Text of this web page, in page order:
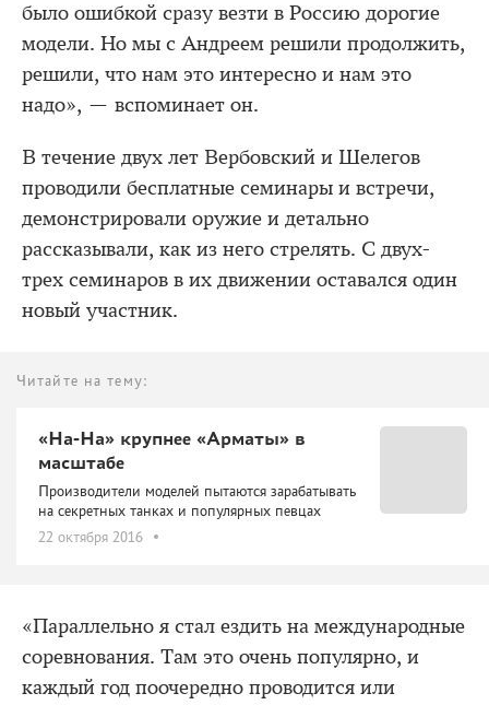
было ошибкой сразу везти в Россию дорогие
модели. Но мы с Андреем решили продолжить,
решили, что нам это интересно и нам это
надо», — вспоминает он.
В течение двух лет Вербовский и Шелегов
проводили бесплатные семинары и встречи,
демонстрировали оружие и детально
рассказывали, как из него стрелять. С двух-
трех семинаров в их движении оставался один
новый участник.
Читайте на тему:
«На-На» крупнее «Арматы» в
масштабе
Производители моделей пытаются зарабатывать
на секретных танках и популярных певцах
22 октября 2016
«Параллельно я стал ездить на международные
соревнования. Там это очень популярно, и
каждый год поочередно проводится или